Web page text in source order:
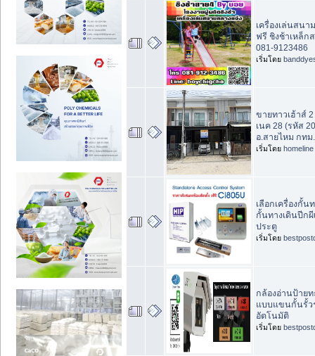
เครื่องเล่นสนา
ฟรี ชิงช้าเหล็ก
081-9123486
เริ่มโดย
ขายทาวเฮ้าส์
เนค 28 (รหัส
อ.สายไหม กทม.
เริ่มโดย homeline
เลือกเครื่องกั้น
กั้นทางเดินปีก
ประตู
เริ่มโดย
กล้องอ่านป้าย
แบบแขนกั้นรั้ว
อัตโนมัติ
เริ่มโดย